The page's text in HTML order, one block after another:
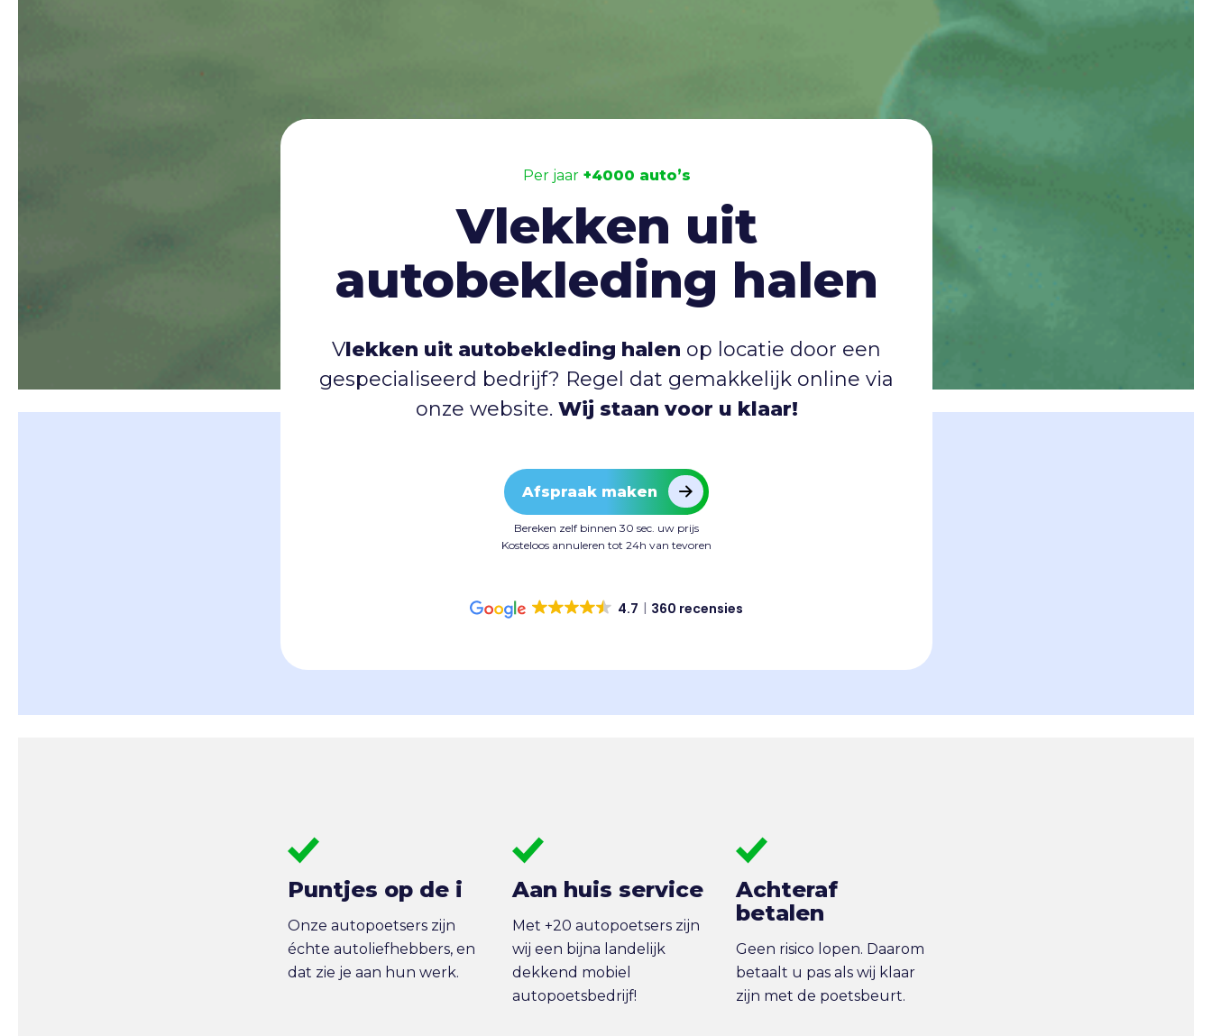
Per jaar+4000 auto’s
Vlekken uit
autobekleding halen
Vlekken uit autobekleding halen op locatie door een
gespecialiseerd bedrijf? Regel dat gemakkelijk online via
onze website. Wij staan voor u klaar!
Afspraak maken
Bereken zelf binnen 30 sec. uw prijs
Kosteloos annuleren tot 24h van tevoren
4.7 360 recensies
Puntjes op de i
Onze autopoetsers zijn
échte autoliefhebbers, en
dat zie je aan hun werk.
Aan huis service
Met +20 autopoetsers zijn
wij een bijna landelijk
dekkend mobiel
autopoetsbedrijf!
Achteraf
betalen
Geen risico lopen. Daarom
betaalt u pas als wij klaar
zijn met de poetsbeurt.